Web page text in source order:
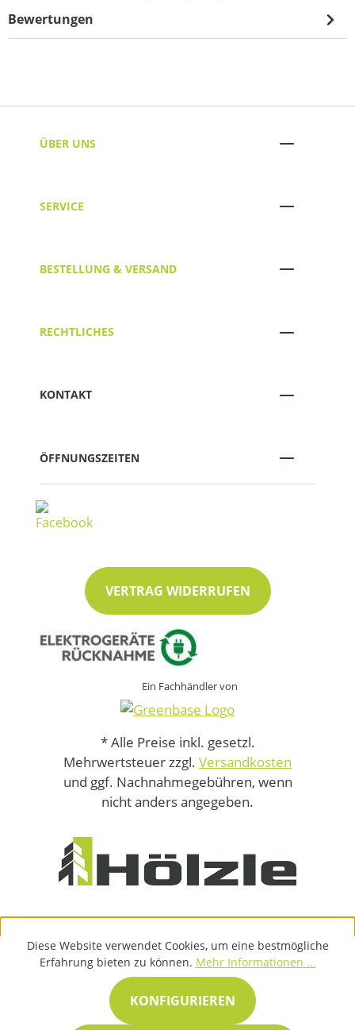
Bewertungen
ÜBER UNS
SERVICE
BESTELLUNG & VERSAND
RECHTLICHES
KONTAKT
ÖFFNUNGSZEITEN
VERTRAG WIDERRUFEN
Ein Fachhändler von
* Alle Preise inkl. gesetzl.
Mehrwertsteuer zzgl. Versandkosten
und ggf. Nachnahmegebühren, wenn
nicht anders angegeben.
Diese Website verwendet Cookies, um eine bestmögliche
Erfahrung bieten zu können. Mehr Informationen ...
KONFIGURIEREN